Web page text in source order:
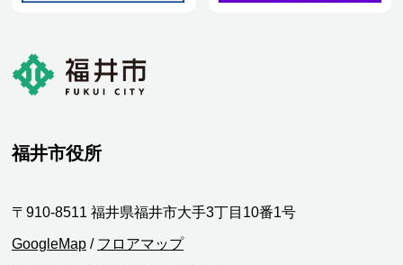
福井市役所
〒910-8511 福井県福井市大手3丁目10番1号
GoogleMap / フロアマップ